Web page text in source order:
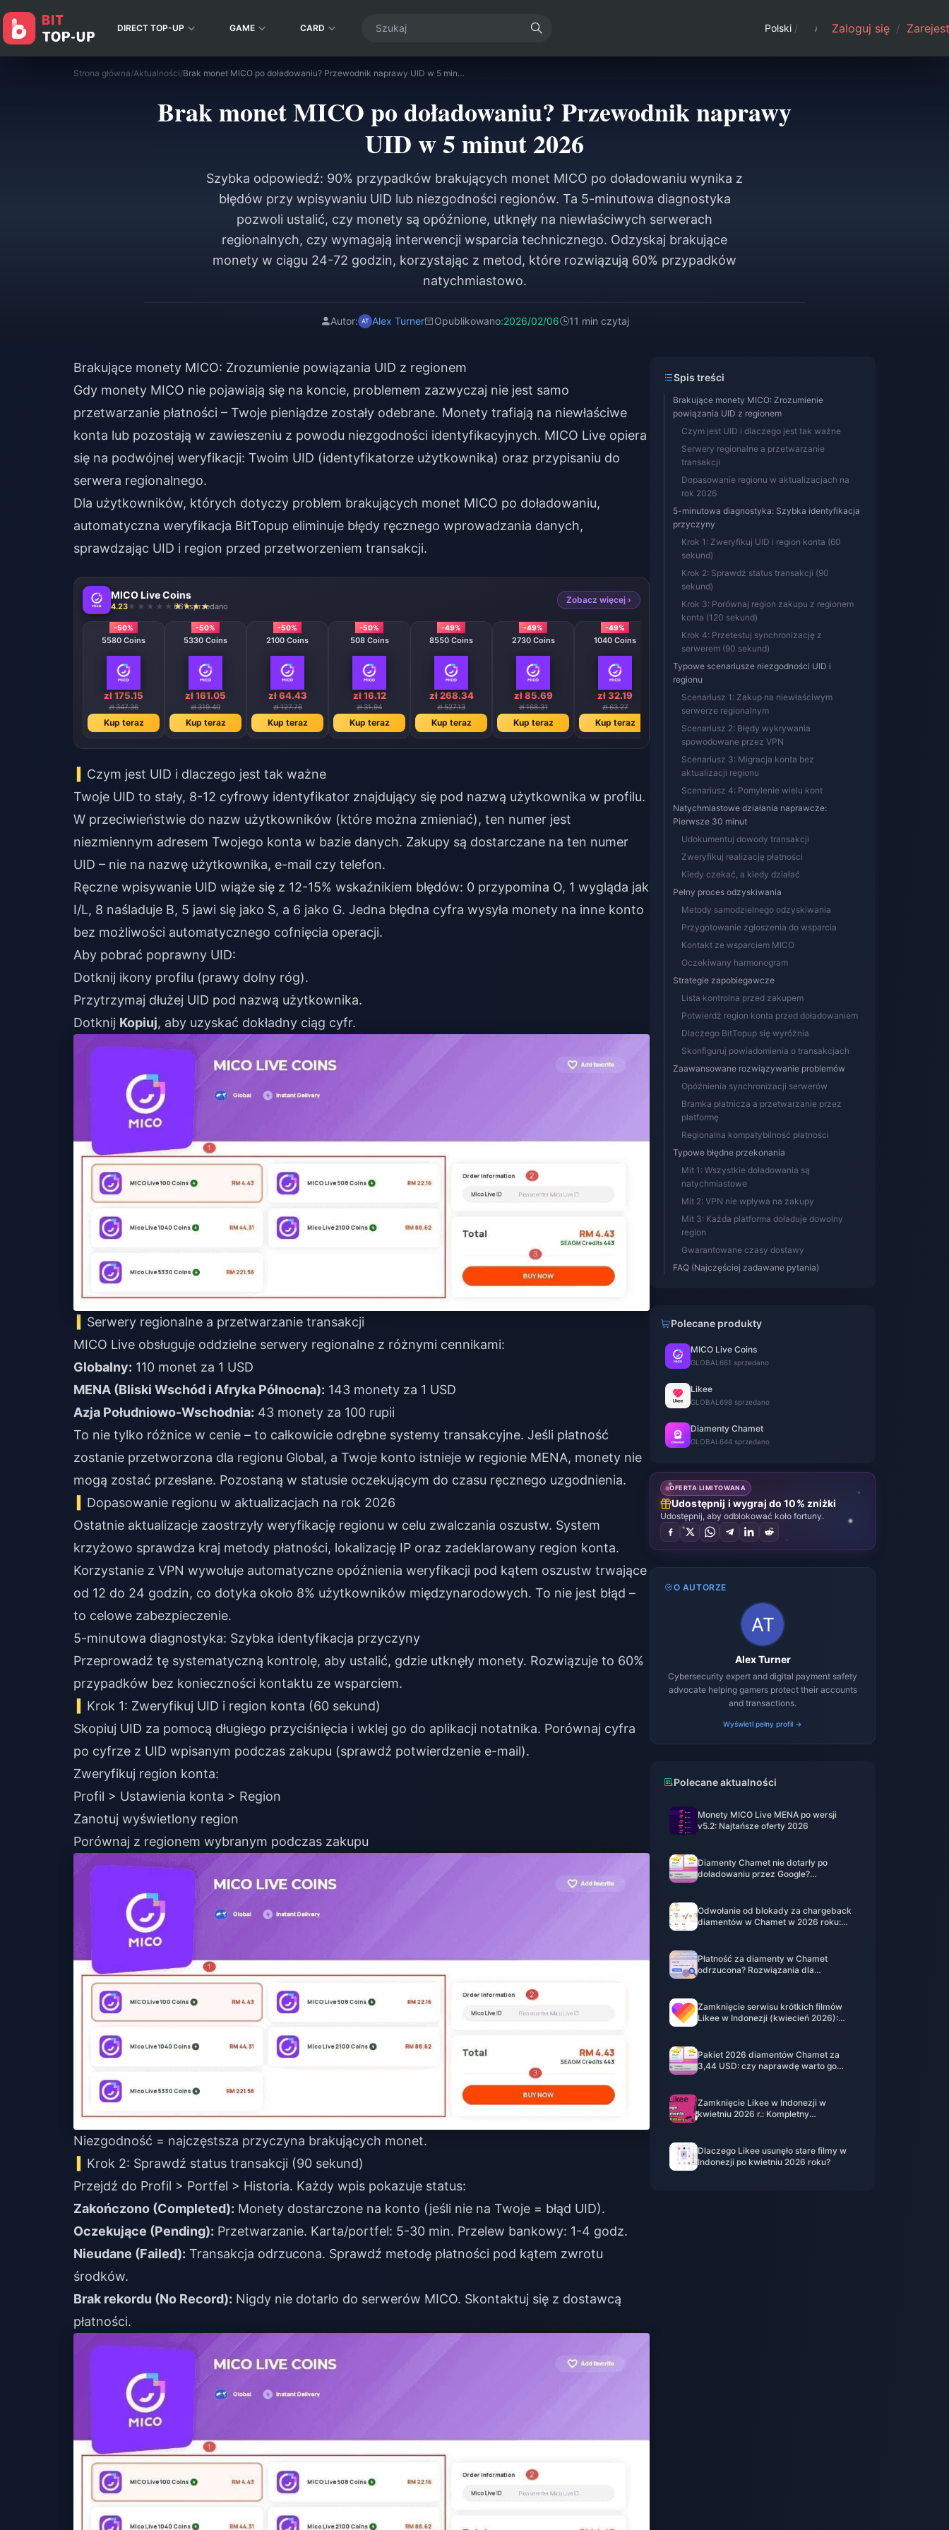
DIRECT TOP-UP GAME CARD Polski / Zaloguj się /
Strona główna/Aktualności/ Brak monet MICO po doładowaniu? Przewodnik naprawy UID w 5 minut 2026
Brak monet MICO po doładowaniu? Przewodnik naprawy
UID w 5 minut 2026
Szybka odpowiedź: 90% przypadków brakujących monet MICO po doładowaniu wynika z
błędów przy wpisywaniu UID lub niezgodności regionów. Ta 5-minutowa diagnostyka
pozwoli ustalić, czy monety są opóźnione, utknęły na niewłaściwych serwerach
regionalnych, czy wymagają interwencji wsparcia technicznego. Odzyskaj brakujące
monety w ciągu 24-72 godzin, korzystając z metod, które rozwiązują 60% przypadków
natychmiastowo.
Autor: Alex Turner Opublikowano:2026/02/06 11 min czytaj
Brakujące monety MICO: Zrozumienie powiązania UID z regionem
Gdy monety MICO nie pojawiają się na koncie, problemem zazwyczaj nie jest samo
przetwarzanie płatności – Twoje pieniądze zostały odebrane. Monety trafiają na niewłaściwe
konta lub pozostają w zawieszeniu z powodu niezgodności identyfikacyjnych. MICO Live opiera
się na podwójnej weryfikacji: Twoim UID (identyfikatorze użytkownika) oraz przypisaniu do
serwera regionalnego.
Dla użytkowników, których dotyczy problem brakujących monet MICO po doładowaniu,
automatyczna weryfikacja BitTopup eliminuje błędy ręcznego wprowadzania danych,
sprawdzając UID i region przed przetworzeniem transakcji.
MICO Live Coins
4.23 661 sprzedano
Zobacz więcej ›
-50%
5580 Coins
zł 175.15
zł 347.36
Kup teraz
-50%
5330 Coins
zł 161.05
zł 319.40
Kup teraz
-50%
2100 Coins
zł 64.43
zł 127.76
Kup teraz
-50%
508 Coins
zł 16.12
zł 31.94
Kup teraz
-49%
8550 Coins
zł 268.34
zł 527.13
Kup teraz
-49%
2730 Coins
zł 85.69
zł 168.31
Kup teraz
-49%
1040 Coins
zł 32.19
zł 63.27
Kup teraz
445 Coins
zł 13.98
Kup teraz
100 Coins
zł 3.24
Kup teraz
Czym jest UID i dlaczego jest tak ważne
Twoje UID to stały, 8-12 cyfrowy identyfikator znajdujący się pod nazwą użytkownika w profilu.
W przeciwieństwie do nazw użytkowników (które można zmieniać), ten numer jest
niezmiennym adresem Twojego konta w bazie danych. Zakupy są dostarczane na ten numer
UID – nie na nazwę użytkownika, e-mail czy telefon.
Ręczne wpisywanie UID wiąże się z 12-15% wskaźnikiem błędów: 0 przypomina O, 1 wygląda jak
I/L, 8 naśladuje B, 5 jawi się jako S, a 6 jako G. Jedna błędna cyfra wysyła monety na inne konto
bez możliwości automatycznego cofnięcia operacji.
Aby pobrać poprawny UID:
Dotknij ikony profilu (prawy dolny róg).
Przytrzymaj dłużej UID pod nazwą użytkownika.
Dotknij Kopiuj, aby uzyskać dokładny ciąg cyfr.
Serwery regionalne a przetwarzanie transakcji
MICO Live obsługuje oddzielne serwery regionalne z różnymi cennikami:
Globalny: 110 monet za 1 USD
MENA (Bliski Wschód i Afryka Północna): 143 monety za 1 USD
Azja Południowo-Wschodnia: 43 monety za 100 rupii
To nie tylko różnice w cenie – to całkowicie odrębne systemy transakcyjne. Jeśli płatność
zostanie przetworzona dla regionu Global, a Twoje konto istnieje w regionie MENA, monety nie
mogą zostać przesłane. Pozostaną w statusie oczekującym do czasu ręcznego uzgodnienia.
Dopasowanie regionu w aktualizacjach na rok 2026
Ostatnie aktualizacje zaostrzyły weryfikację regionu w celu zwalczania oszustw. System
krzyżowo sprawdza kraj metody płatności, lokalizację IP oraz zadeklarowany region konta.
Korzystanie z VPN wywołuje automatyczne opóźnienia weryfikacji pod kątem oszustw trwające
od 12 do 24 godzin, co dotyka około 8% użytkowników międzynarodowych. To nie jest błąd –
to celowe zabezpieczenie.
5-minutowa diagnostyka: Szybka identyfikacja przyczyny
Przeprowadź tę systematyczną kontrolę, aby ustalić, gdzie utknęły monety. Rozwiązuje to 60%
przypadków bez konieczności kontaktu ze wsparciem.
Krok 1: Zweryfikuj UID i region konta (60 sekund)
Skopiuj UID za pomocą długiego przyciśnięcia i wklej go do aplikacji notatnika. Porównaj cyfra
po cyfrze z UID wpisanym podczas zakupu (sprawdź potwierdzenie e-mail).
Zweryfikuj region konta:
Profil > Ustawienia konta > Region
Zanotuj wyświetlony region
Porównaj z regionem wybranym podczas zakupu
Niezgodność = najczęstsza przyczyna brakujących monet.
Krok 2: Sprawdź status transakcji (90 sekund)
Przejdź do Profil > Portfel > Historia. Każdy wpis pokazuje status:
Zakończono (Completed): Monety dostarczone na konto (jeśli nie na Twoje = błąd UID).
Oczekujące (Pending): Przetwarzanie. Karta/portfel: 5-30 min. Przelew bankowy: 1-4 godz.
Nieudane (Failed): Transakcja odrzucona. Sprawdź metodę płatności pod kątem zwrotu
środków.
Brak rekordu (No Record): Nigdy nie dotarło do serwerów MICO. Skontaktuj się z dostawcą
płatności.
Spis treści
Brakujące monety MICO: Zrozumienie
powiązania UID z regionem
Czym jest UID i dlaczego jest tak ważne
Serwery regionalne a przetwarzanie
transakcji
Dopasowanie regionu w aktualizacjach na
rok 2026
5-minutowa diagnostyka: Szybka identyfikacja
przyczyny
Krok 1: Zweryfikuj UID i region konta (60
sekund)
Krok 2: Sprawdź status transakcji (90
sekund)
Krok 3: Porównaj region zakupu z regionem
konta (120 sekund)
Krok 4: Przetestuj synchronizację z
serwerem (90 sekund)
Typowe scenariusze niezgodności UID i
regionu
Scenariusz 1: Zakup na niewłaściwym
serwerze regionalnym
Scenariusz 2: Błędy wykrywania
spowodowane przez VPN
Scenariusz 3: Migracja konta bez
aktualizacji regionu
Scenariusz 4: Pomylenie wielu kont
Natychmiastowe działania naprawcze:
Pierwsze 30 minut
Udokumentuj dowody transakcji
Zweryfikuj realizację płatności
Kiedy czekać, a kiedy działać
Pełny proces odzyskiwania
Metody samodzielnego odzyskiwania
Przygotowanie zgłoszenia do wsparcia
Kontakt ze wsparciem MICO
Oczekiwany harmonogram
Strategie zapobiegawcze
Lista kontrolna przed zakupem
Potwierdź region konta przed doładowaniem
Dlaczego BitTopup się wyróżnia
Skonfiguruj powiadomienia o transakcjach
Zaawansowane rozwiązywanie problemów
Opóźnienia synchronizacji serwerów
Bramka płatnicza a przetwarzanie przez
platformę
Regionalna kompatybilność płatności
Typowe błędne przekonania
Mit 1: Wszystkie doładowania są
natychmiastowe
Mit 2: VPN nie wpływa na zakupy
Mit 3: Każda platforma doładuje dowolny
region
Gwarantowane czasy dostawy
FAQ (Najczęściej zadawane pytania)
Polecane produkty
MICO Live Coins
GLOBAL 661 sprzedano
Likee
GLOBAL 698 sprzedano
Diamenty Chamet
GLOBAL 644 sprzedano
OFERTA LIMITOWANA
Udostępnij i wygraj do 10% zniżki
Udostępnij, aby odblokować koło fortuny.
O AUTORZE
Alex Turner
Cybersecurity expert and digital payment safety
advocate helping gamers protect their accounts
and transactions.
Wyświetl pełny profil →
Polecane aktualności
Monety MICO Live MENA po wersji
v5.2: Najtańsze oferty 2026
Diamenty Chamet nie dotarły po
doładowaniu przez Google?
Odwołanie od blokady za chargeback
diamentów w Chamet w 2026 roku:
Płatność za diamenty w Chamet
odrzucona? Rozwiązania dla
Zamknięcie serwisu krótkich filmów
Likee w Indonezji (kwiecień 2026):
Pakiet 2026 diamentów Chamet za
3,44 USD: czy naprawdę warto go
Zamknięcie Likee w Indonezji w
kwietniu 2026 r.: Kompletny
Dlaczego Likee usunęło stare filmy w
Indonezji po kwietniu 2026 roku?